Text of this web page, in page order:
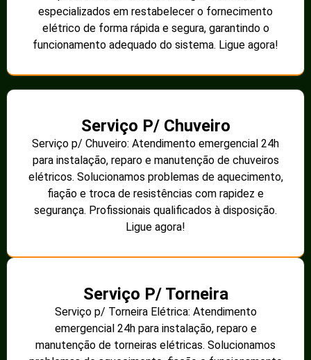
especializados em restabelecer o fornecimento
elétrico de forma rápida e segura, garantindo o
funcionamento adequado do sistema. Ligue agora!
Serviço P/ Chuveiro
Serviço p/ Chuveiro: Atendimento emergencial 24h
para instalação, reparo e manutenção de chuveiros
elétricos. Solucionamos problemas de aquecimento,
fiação e troca de resistências com rapidez e
segurança. Profissionais qualificados à disposição.
Ligue agora!
Serviço P/ Torneira
Serviço p/ Torneira Elétrica: Atendimento
emergencial 24h para instalação, reparo e
manutenção de torneiras elétricas. Solucionamos